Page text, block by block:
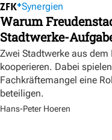
Synergien
Warum
Stadtwerke-
Zwei Stadtwerke aus
kooperieren. Dabei
Fachkräftemangel eine
beteiligen.
Hans-Peter Hoeren